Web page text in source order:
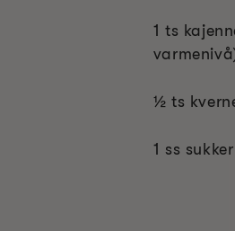
1 ts
½ ts
1 ss sukker